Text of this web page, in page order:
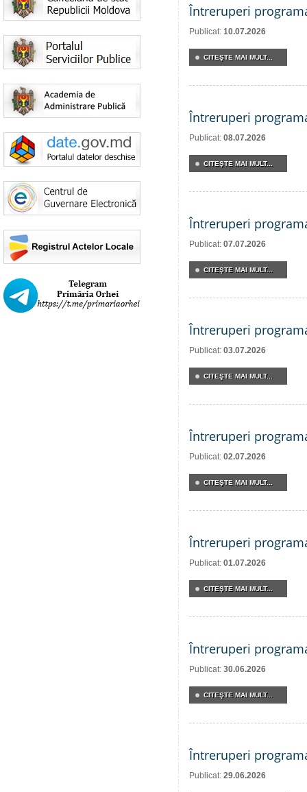
Întreruperi
Publicat: 10.07.2026
CITEŞTE MAI MULT...
Întreruperi
Publicat: 08.07.2026
CITEŞTE MAI MULT...
Întreruperi
Publicat: 07.07.2026
CITEŞTE MAI MULT...
Întreruperi
Publicat: 03.07.2026
CITEŞTE MAI MULT...
Întreruperi
Publicat: 02.07.2026
CITEŞTE MAI MULT...
Întreruperi
Publicat: 01.07.2026
CITEŞTE MAI MULT...
Întreruperi
Publicat: 30.06.2026
CITEŞTE MAI MULT...
Întreruperi
Publicat: 29.06.2026